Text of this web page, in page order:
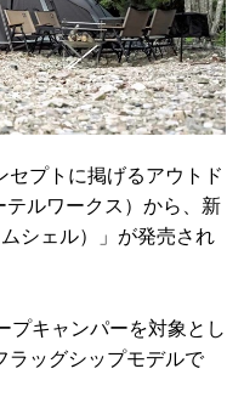
セプトに掲げるアウトド
ルワークス）から、新
シェル）」が発売され
プキャンパーを対象とし
ラッグシップモデルで